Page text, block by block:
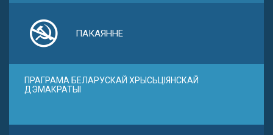
ПАКАЯННЕ
ПРАГРАМА БЕЛАРУСКАЙ ХРЫСЬЦІЯНСКАЙ
ДЭМАКРАТЫІ